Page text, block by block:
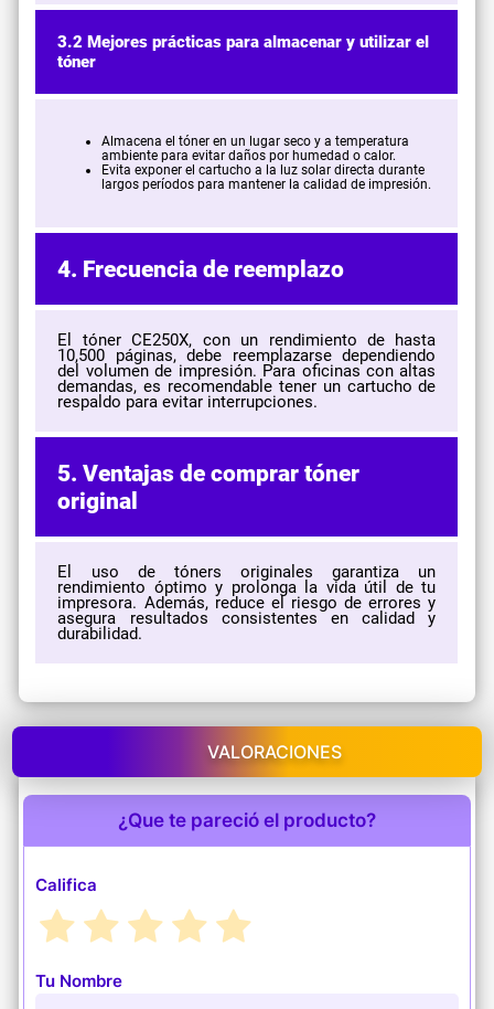
3.2 Mejores prácticas para almacenar y utilizar el
tóner
Almacena el tóner en un lugar seco y a temperatura
ambiente para evitar daños por humedad o calor.
Evita exponer el cartucho a la luz solar directa durante
largos períodos para mantener la calidad de impresión.
4. Frecuencia de reemplazo
El tóner CE250X, con un rendimiento de hasta
10,500 páginas, debe reemplazarse dependiendo
del volumen de impresión. Para oficinas con altas
demandas, es recomendable tener un cartucho de
respaldo para evitar interrupciones.
5. Ventajas de comprar tóner
original
El uso de tóners originales garantiza un
rendimiento óptimo y prolonga la vida útil de tu
impresora. Además, reduce el riesgo de errores y
asegura resultados consistentes en calidad y
durabilidad.
VALORACIONES
¿Que te pareció el producto?
Califica
Tu Nombre